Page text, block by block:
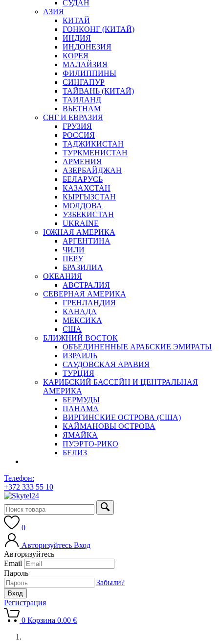
СУДАН
АЗИЯ
КИТАЙ
ГОНКОНГ (КИТАЙ)
ИНДИЯ
ИНДОНЕЗИЯ
КОРЕЯ
МАЛАЙЗИЯ
ФИЛИППИНЫ
СИНГАПУР
ТАЙВАНЬ (КИТАЙ)
ТАИЛАНД
ВЬЕТНАМ
СНГ И ЕВРАЗИЯ
ГРУЗИЯ
РОССИЯ
ТАДЖИКИСТАН
ТУРКМЕНИСТАН
АРМЕНИЯ
АЗЕРБАЙДЖАН
БЕЛАРУСЬ
КАЗАХСТАН
КЫРГЫЗСТАН
МОЛДОВА
УЗБЕКИСТАН
UKRAINE
ЮЖНАЯ АМЕРИКА
АРГЕНТИНА
ЧИЛИ
ПЕРУ
БРАЗИЛИА
ОКЕАНИЯ
АВСТРАЛИЯ
СЕВЕРНАЯ АМЕРИКА
ГРЕНЛАНДИЯ
КАНАДА
МЕКСИКА
США
БЛИЖНИЙ ВОСТОК
ОБЪЕДИНЕННЫЕ АРАБСКИЕ ЭМИРАТЫ
ИЗРАИЛЬ
САУДОВСКАЯ АРАВИЯ
ТУРЦИЯ
КАРИБСКИЙ БАССЕЙН И ЦЕНТРАЛЬНАЯ
АМЕРИКА
БЕРМУДЫ
ПАНАМА
ВИРГИНСКИЕ ОСТРОВА (США)
КАЙМАНОВЫ ОСТРОВА
ЯМАЙКА
ПУЭРТО-РИКО
БЕЛИЗ
Телефон:
+372 333 55 10
0
Авторизуйтесь Вход
Авторизуйтесь
Email
Пароль
Забыли?
Регистрация
0 Корзина 0.00 €